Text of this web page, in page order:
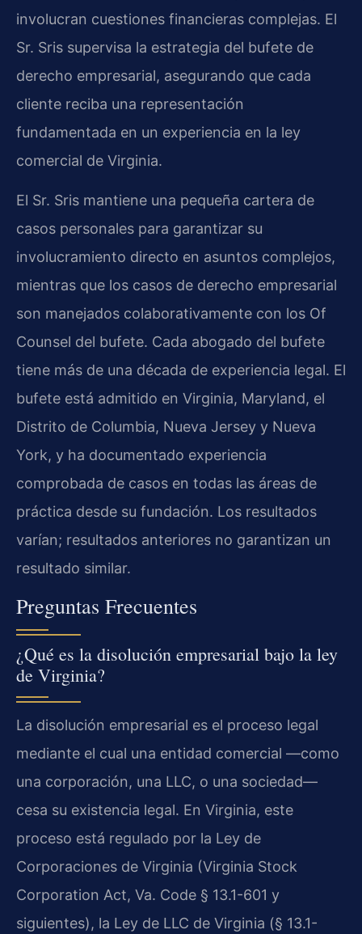
involucran cuestiones financieras complejas. El
Sr. Sris supervisa la estrategia del bufete de
derecho empresarial, asegurando que cada
cliente reciba una representación
fundamentada en un experiencia en la ley
comercial de Virginia.
El Sr. Sris mantiene una pequeña cartera de
casos personales para garantizar su
involucramiento directo en asuntos complejos,
mientras que los casos de derecho empresarial
son manejados colaborativamente con los Of
Counsel del bufete. Cada abogado del bufete
tiene más de una década de experiencia legal. El
bufete está admitido en Virginia, Maryland, el
Distrito de Columbia, Nueva Jersey y Nueva
York, y ha documentado experiencia
comprobada de casos en todas las áreas de
práctica desde su fundación. Los resultados
varían; resultados anteriores no garantizan un
resultado similar.
Preguntas Frecuentes
¿Qué es la disolución empresarial bajo la ley
de Virginia?
La disolución empresarial es el proceso legal
mediante el cual una entidad comercial —como
una corporación, una LLC, o una sociedad—
cesa su existencia legal. En Virginia, este
proceso está regulado por la Ley de
Corporaciones de Virginia (Virginia Stock
Corporation Act, Va. Code § 13.1-601 y
siguientes), la Ley de LLC de Virginia (§ 13.1-